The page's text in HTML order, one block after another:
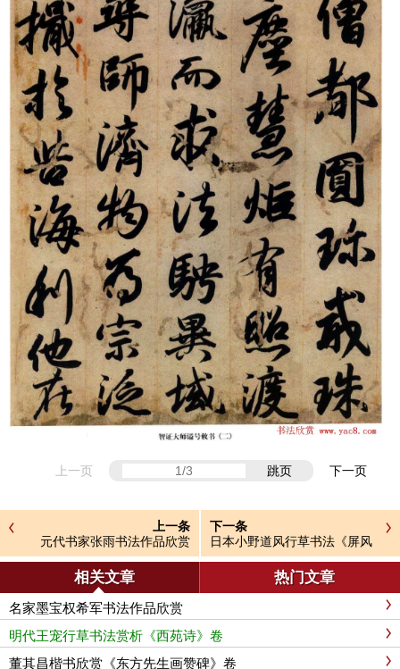
上一页 跳页 下一页
上一条
元代书家张雨书法作品欣赏
下一条
日本小野道风行草书法《屏风
草稿》
相关文章 热门文章
名家墨宝权希军书法作品欣赏
明代王宠行草书法赏析《西苑诗》卷
董其昌楷书欣赏《东方先生画赞碑》卷